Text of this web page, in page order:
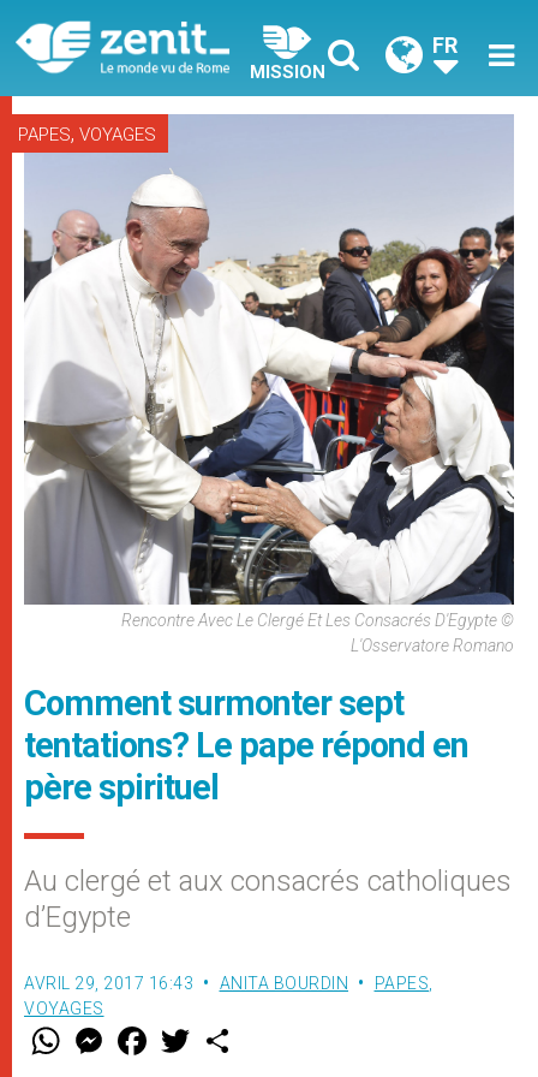
MISSION
FR
PAPES, VOYAGES
Rencontre Avec Le Clergé Et Les Consacrés D'Egypte ©
L'Osservatore Romano
Comment surmonter sept
tentations? Le pape répond en
père spirituel
Au clergé et aux consacrés catholiques
d’Egypte
AVRIL 29, 2017 16:43 ANITA BOURDIN PAPES
VOYAGES
W M
e
F
a w